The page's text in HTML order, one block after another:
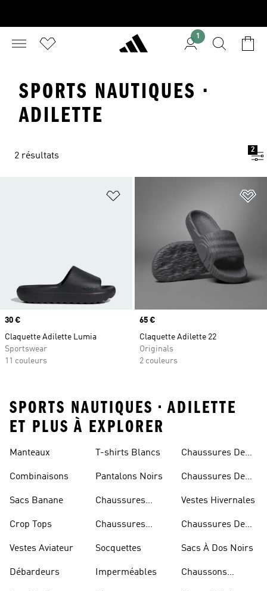
1
SPORTS NAUTIQUES ·
ADILETTE
2 résultats
2
Ajouter à la Liste de produits
Prix
30 €
Claquette Adilette Lumia
Sportswear
11 couleurs
Prix
65 €
Claquette Adilette 22
Originals
2 couleurs
SPORTS NAUTIQUES • ADILETTE
ET PLUS À EXPLORER
Manteaux
Combinaisons
Sacs Banane
Crop Tops
Vestes Aviateur
Débardeurs
T-shirts Blancs
Pantalons Noirs
Chaussures
Chaussures
Socquettes
Imperméables
Chaussures De
Chaussures De
Vestes Hivernales
Chaussures De
Sacs À Dos Noirs
Chaussons